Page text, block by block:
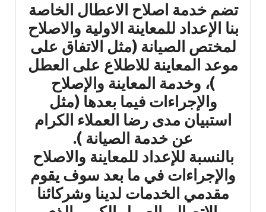
تضم خدمة اصلاح الاعطال الخاصة
بنا الإعداد للمعاينة الاولية والاصلاح
لمختص الصيانة (مثل الاتفاق على
موعد المعاينة للاطلاع على العطل
)، وخدمة المعاينة والإصلاح
والإجراءات فيما بعدها (مثل
استبيان مدى رضا العملاء الكرام
عن خدمة الصيانة ).
بالنسبة للإعداد للمعاينة والاصلاح
والإجراءات في ما بعد سوف يقوم
مقدمي الخدمات لدينا وشركائنا